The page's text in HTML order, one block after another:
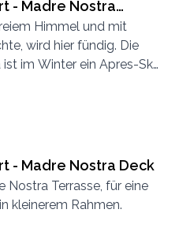
- Madre Nostra
Himmel und mit
wird hier fündig. Die
im Winter ein Apres-Ski
entspannte
- Madre Nostra Deck
Nostra Terrasse, für eine
kleinerem Rahmen.